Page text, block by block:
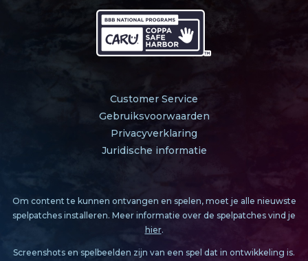
Customer Service
Gebruiksvoorwaarden
Privacyverklaring
Juridische informatie
Om content te kunnen ontvangen en spelen, moet je alle nieuwste
spelpatches installeren. Meer informatie over de spelpatches vind je
hier.
Screenshots en spelbeelden zijn van een spel dat in ontwikkeling is.